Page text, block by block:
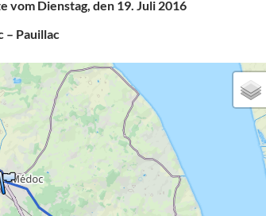
vom Dienstag, den 19. Juli 2016
– Pauillac